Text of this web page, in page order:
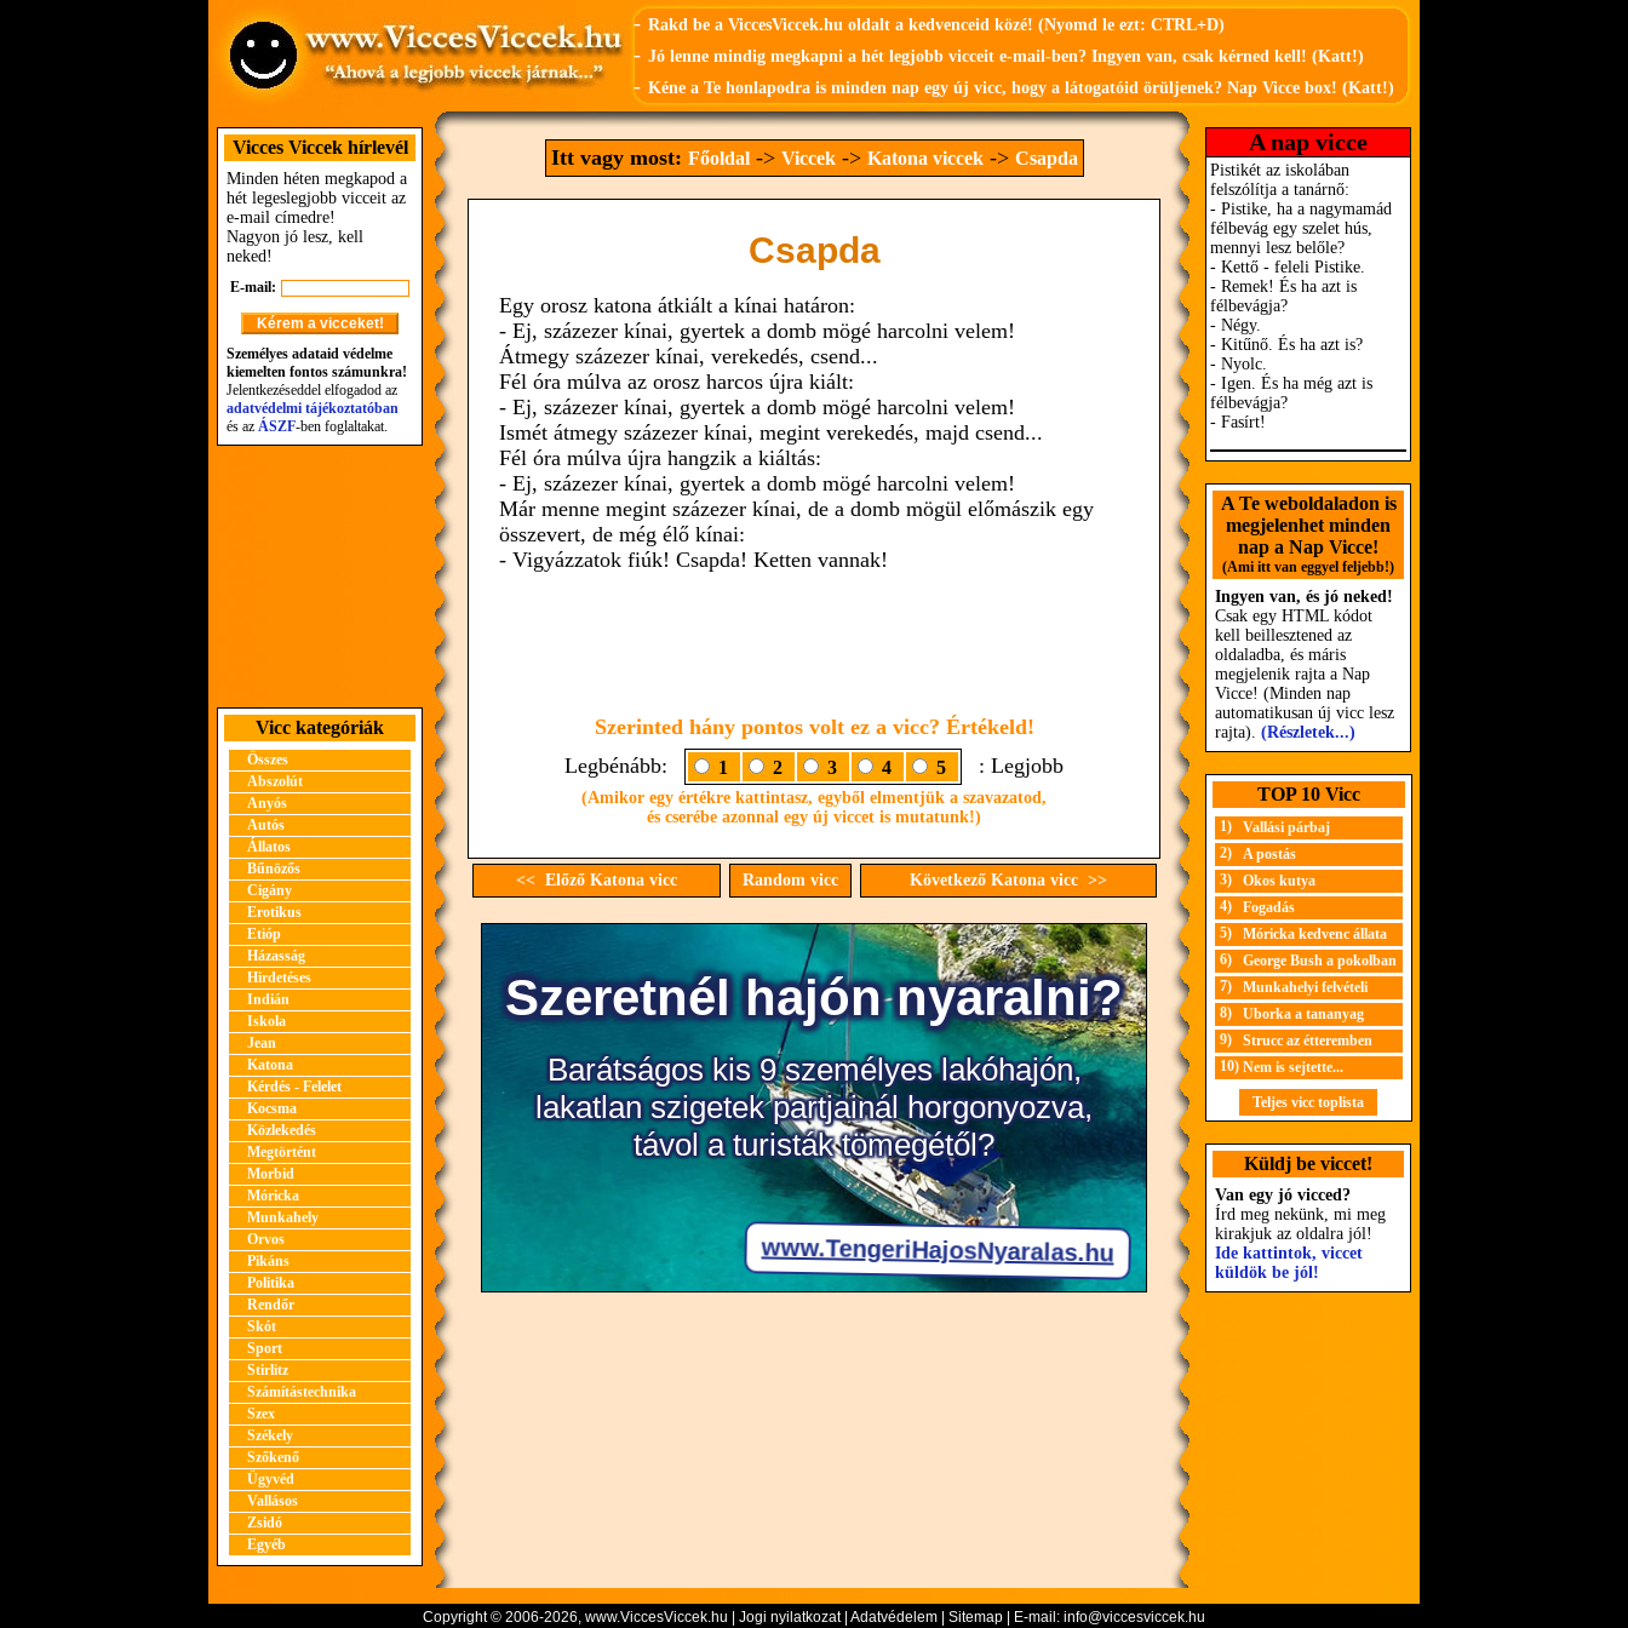
- Rakd be a ViccesViccek.hu oldalt a kedvenceid közé! (Nyomd le ezt: CTRL+D)
- Jó lenne mindig megkapni a hét legjobb vicceit e-mail-ben? Ingyen van, csak kérned kell! (Katt!)
- Kéne a Te honlapodra is minden nap egy új vicc, hogy a látogatóid örüljenek? Nap Vicce box! (Katt!)
Vicces Viccek hírlevél
Minden héten megkapod a
hét legeslegjobb vicceit az
e-mail címedre!
Nagyon jó lesz, kell
neked!
E-mail:
Személyes adataid védelme
kiemelten fontos számunkra!
Jelentkezéseddel elfogadod az
adatvédelmi tájékoztatóban
és az ÁSZF-ben foglaltakat.
Vicc kategóriák
Összes
Abszolút
Anyós
Autós
Állatos
Bűnözős
Cigány
Erotikus
Etióp
Házasság
Hirdetéses
Indián
Iskola
Jean
Katona
Kérdés - Felelet
Kocsma
Közlekedés
Megtörtént
Morbid
Móricka
Munkahely
Orvos
Pikáns
Politika
Rendőr
Skót
Sport
Stirlitz
Számítástechnika
Szex
Székely
Szőkenő
Ügyvéd
Vallásos
Zsidó
Egyéb
Itt vagy most: Főoldal-> Viccek-> Katona viccek-> Csapda
Csapda
Egy orosz katona átkiált a kínai határon:
- Ej, százezer kínai, gyertek a domb mögé harcolni velem!
Átmegy százezer kínai, verekedés, csend...
Fél óra múlva az orosz harcos újra kiált:
- Ej, százezer kínai, gyertek a domb mögé harcolni velem!
Ismét átmegy százezer kínai, megint verekedés, majd csend...
Fél óra múlva újra hangzik a kiáltás:
- Ej, százezer kínai, gyertek a domb mögé harcolni velem!
Már menne megint százezer kínai, de a domb mögül előmászik egy
összevert, de még élő kínai:
- Vigyázzatok fiúk! Csapda! Ketten vannak!
Szerinted hány pontos volt ez a vicc? Értékeld!
Legbénább:
1 2 3 4 5 : Legjobb
(Amikor egy értékre kattintasz, egyből elmentjük a szavazatod,
és cserébe azonnal egy új viccet is mutatunk!)
<< Előző Katona vicc Random vicc Következő Katona vicc >>
A nap vicce
A Te weboldaladon is
megjelenhet minden
nap a Nap Vicce!
(Ami itt van eggyel feljebb!)
Ingyen van, és jó neked!
Csak egy HTML kódot
kell beillesztened az
oldaladba, és máris
megjelenik rajta a Nap
Vicce! (Minden nap
automatikusan új vicc lesz
rajta). (Részletek...)
TOP 10 Vicc
1)
Vallási párbaj
2)
A postás
3)
Okos kutya
4)
Fogadás
5)
Móricka kedvenc állata
6)
George Bush a pokolban
7)
Munkahelyi felvételi
8)
Uborka a tananyag
9)
Strucc az étteremben
10) Nem is sejtette...
Teljes vicc toplista
Küldj be viccet!
Van egy jó vicced?
Írd meg nekünk, mi meg
kirakjuk az oldalra jól!
Ide kattintok, viccet
küldök be jól!
Copyright © 2006-2026, www.ViccesViccek.hu | Jogi nyilatkozat| Adatvédelem Sitemap | E-mail: info@viccesviccek.hu